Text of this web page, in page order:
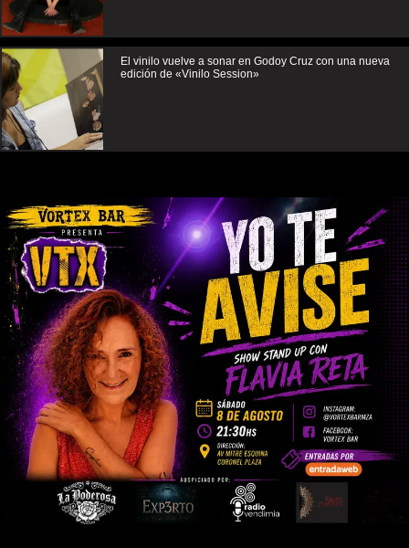
El vinilo vuelve a sonar en Godoy Cruz con una nueva
edición de «Vinilo Session»